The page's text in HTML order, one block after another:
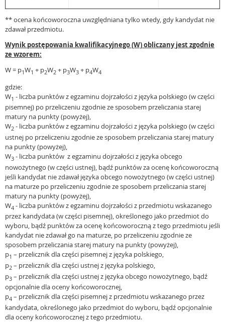
** ocena końcoworoczna uwzględniana tylko wtedy, gdy kandydat nie
zdawał przedmiotu.
Wynik postępowania kwalifikacyjnego (W) obliczany jest zgodnie
ze wzorem:
W = p1W1 + p2W2 + p3W3 + p4W4
gdzie:
W1 - liczba punktów z egzaminu dojrzałości z języka polskiego (w części
pisemnej) po przeliczeniu zgodnie ze sposobem przeliczania starej
matury na punkty (powyżej),
W2 - liczba punktów z egzaminu dojrzałości z języka polskiego (w części
ustnej po przeliczeniu zgodnie ze sposobem przeliczania starej matury
na punkty (powyżej),
W3 - liczba punktów z egzaminu dojrzałości z języka obcego
nowożytnego (w części ustnej), bądź punktów za ocenę końcoworoczną
jeśli kandydat nie zdawał języka obcego nowożytnego (w części ustnej)
na maturze po przeliczeniu zgodnie ze sposobem przeliczania starej
matury na punkty (powyżej),
W4 - liczba punktów z egzaminu dojrzałości z przedmiotu wskazanego
przez kandydata (w części pisemnej), określonego jako przedmiot do
wyboru, bądź punktów za ocenę końcoworoczną z tego przedmiotu jeśli
kandydat nie zdawał go na maturze, po przeliczeniu zgodnie ze
sposobem przeliczania starej matury na punkty (powyżej),
p1 – przelicznik dla części pisemnej z języka polskiego,
p2 – przelicznik dla części ustnej z języka polskiego,
p3 – przelicznik dla części ustnej z języka obcego nowożytnego, bądź
opcjonalnie dla oceny końcoworocznej,
p4 – przelicznik dla części pisemnej z przedmiotu wskazanego przez
kandydata, określonego jako przedmiot do wyboru, bądź opcjonalnie
dla oceny końcoworocznej z tego przedmiotu.